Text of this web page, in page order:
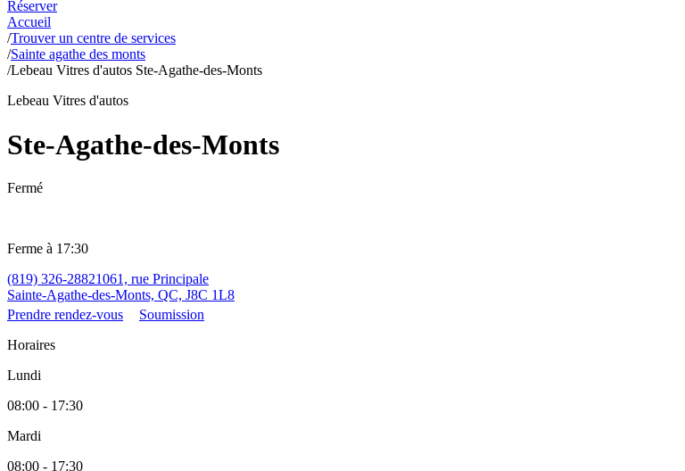
Réserver
Accueil
/Trouver un centre de services
/Sainte agathe des monts
/Lebeau Vitres d'autos Ste-Agathe-des-Monts
Lebeau Vitres d'autos
Ste-Agathe-des-Monts
Fermé
Ferme à 17:30
(819) 326-28821061, rue Principale
Sainte-Agathe-des-Monts, QC, J8C 1L8
Prendre rendez-vous
Soumission
Horaires
Lundi
08:00 - 17:30
Mardi
08:00 - 17:30